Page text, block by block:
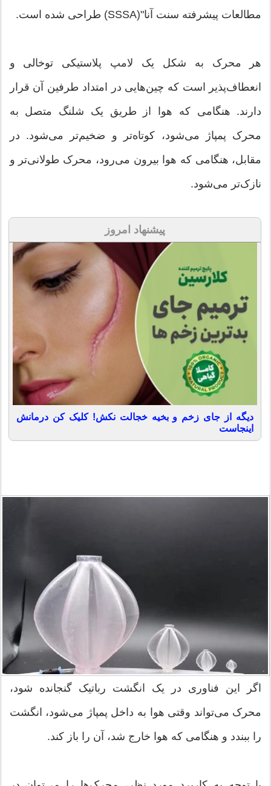
مطالعات پیشرفته سنت آنا"(SSSA) طراحی شده است.
هر محرک به شکل یک لامپ پلاستیکی توخالی و
انعطاف‌پذیر است که چین‌هایی در امتداد طرفین آن قرار
دارند. هنگامی که هوا از طریق یک شلنگ متصل به
محرک پمپاژ می‌شود، کوتاه‌تر و ضخیم‌تر می‌شود. در
مقابل، هنگامی که هوا بیرون می‌رود، محرک طولانی‌تر و
نازک‌تر می‌شود.
پیشنهاد امروز
دیگه از جای زخم و بخیه خجالت نکش! کلیک کن درمانش
اینجاست
اگر این فناوری در یک انگشت رباتیک گنجانده شود،
محرک می‌تواند وقتی هوا به داخل پمپاژ می‌شود، انگشت
را ببندد و هنگامی که هوا خارج شد، آن را باز کند.